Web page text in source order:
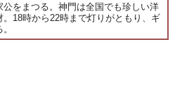
をまつる。神門は全国でも珍しい洋
。18時から22時まで灯りがともり、ギ